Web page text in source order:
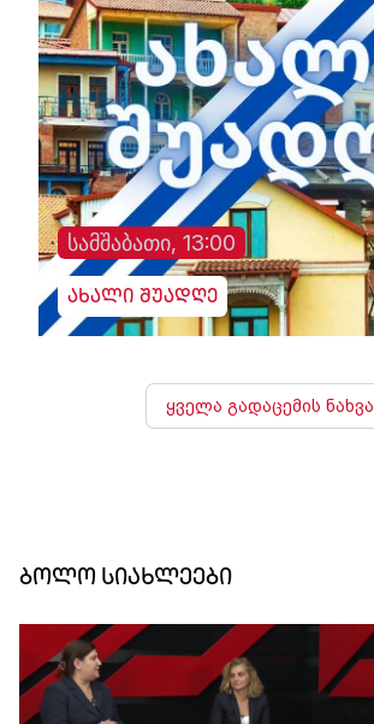
სამშაბათი, 13:00
ახალი შუადღე
ყველა გადაცემის ნახვა
ბოლო სიახლეები